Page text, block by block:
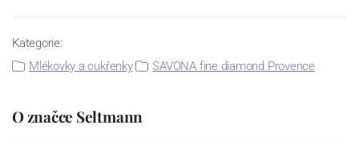
Kategorie:
Mlékovky a cukřenky
SAVONA fine diamond Provence
O značce Seltmann